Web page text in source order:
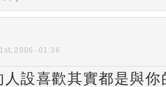
2006 - 01:36
人設喜歡其實都是與